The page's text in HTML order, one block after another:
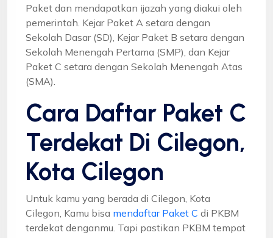
Paket dan mendapatkan ijazah yang diakui oleh
pemerintah. Kejar Paket A setara dengan
Sekolah Dasar (SD), Kejar Paket B setara dengan
Sekolah Menengah Pertama (SMP), dan Kejar
Paket C setara dengan Sekolah Menengah Atas
(SMA).
Cara Daftar Paket C
Terdekat Di Cilegon,
Kota Cilegon
Untuk kamu yang berada di Cilegon, Kota
Cilegon, Kamu bisa mendaftar Paket C di PKBM
terdekat denganmu. Tapi pastikan PKBM tempat